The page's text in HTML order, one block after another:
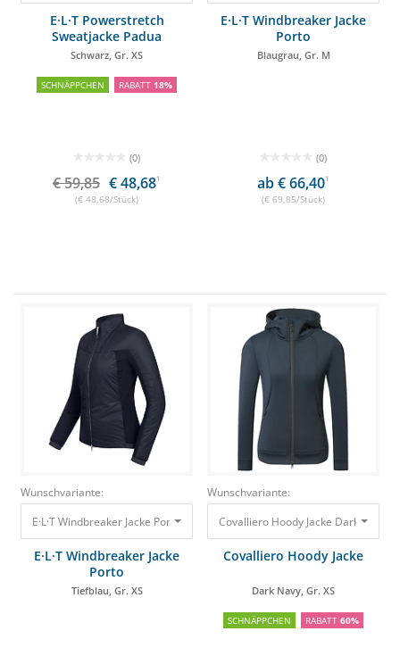
E·L·T Powerstretch
Sweatjacke Padua
Schwarz, Gr. XS
SCHNÄPPCHEN RABATT 18%
(0)
€ 59,85 € 48,681
(€ 48,68/Stück)
E·L·T Windbreaker Jacke
Porto
Blaugrau, Gr. M
(0)
ab € 66,401
(€ 69,85/Stück)
Wunschvariante:
E·L·T Windbreaker Jacke Porto Tiefblau, Gr. XS 69,85 €
E·L·T Windbreaker Jacke
Porto
Tiefblau, Gr. XS
Wunschvariante:
Covalliero Hoody Jacke
Dark Navy, Gr. XS
SCHNÄPPCHEN RABATT 60%